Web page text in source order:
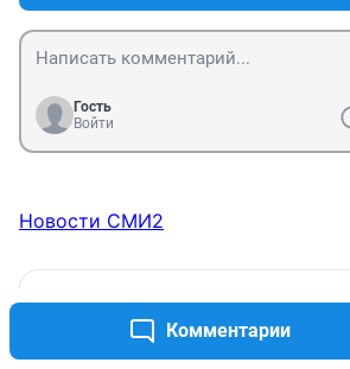
Комментарии
Гость
Войти
Новости СМИ2
ФОРУМЫ